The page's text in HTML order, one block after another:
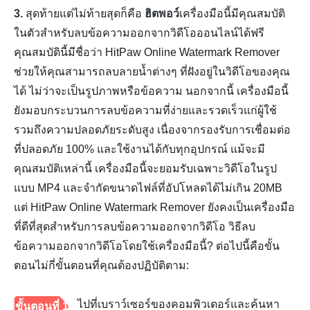
3. สุดท้ายแต่ไม่ท้ายสุดก็คือ ฮิตพอว์เครื่องมือนี้มีคุณสมบัติ
ในตัวสำหรับลบข้อความออกจากวิดีโอออนไลน์ได้ฟรี
คุณสมบัตินี้มีชื่อว่า HitPaw Online Watermark Remover
ช่วยให้คุณสามารถลบลายน้ำต่างๆ ที่ฝังอยู่ในวิดีโอของคุณ
ได้ ไม่ว่าจะเป็นรูปภาพหรือข้อความ นอกจากนี้ เครื่องมือนี้
ยังมอบกระบวนการลบข้อความที่ง่ายและรวดเร็วแก่ผู้ใช้
รวมถึงความปลอดภัยระดับสูง เนื่องจากรองรับการเชื่อมต่อ
ที่ปลอดภัย 100% และใช้งานได้กับทุกอุปกรณ์ แม้จะมี
คุณสมบัติเหล่านี้ เครื่องมือนี้จะยอมรับเฉพาะวิดีโอในรูป
แบบ MP4 และจำกัดขนาดไฟล์ที่อัปโหลดได้ไม่เกิน 20MB
แต่ HitPaw Online Watermark Remover ยังคงเป็นเครื่องมือ
ที่ดีที่สุดสำหรับการลบข้อความออกจากวิดีโอ วิธีลบ
ข้อความออกจากวิดีโอโดยใช้เครื่องมือนี้? ต่อไปนี้คือขั้น
ตอนไม่กี่ขั้นตอนที่คุณต้องปฏิบัติตาม:
ขั้นตอนที่ 1 ไปที่เบราว์เซอร์ของคอมพิวเตอร์และค้นหา